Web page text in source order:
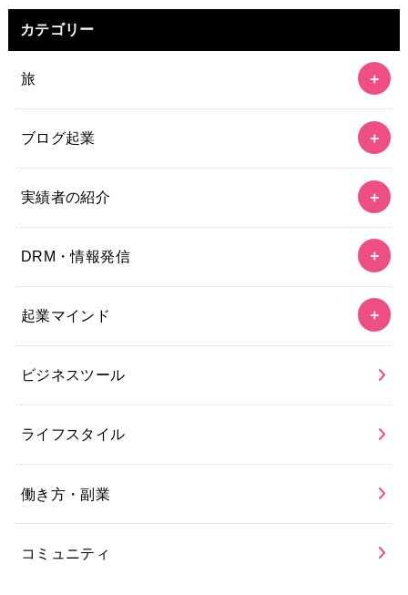
カテゴリー
旅
ブログ起業
実績者の紹介
DRM・情報発信
起業マインド
ビジネスツール
ライフスタイル
働き方・副業
コミュニティ